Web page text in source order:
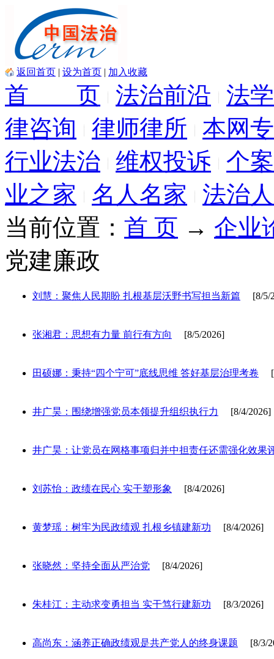
返回首页 | 设为首页 | 加入收藏
首 页 法治前沿
法
律咨询
律师律所
本网
行业法治 维权投诉
个
业之家
名人名家
法治
当前位置： 首 页 → 企业
党建廉政
刘慧：聚焦人民期盼 扎根基层沃野书写担当新篇 [8/5/
张湘君：思想有力量 前行有方向 [8/5/2026]
田硕娜：秉持“四个宁可”底线思维 答好基层治理考卷
井广昊：围绕增强党员本领提升组织执行力 [8/4/2026]
井广昊：让党员在网格事项归并中担责任还需强化效果
刘苏怡：政绩在民心 实干塑形象 [8/4/2026]
黄梦瑶：树牢为民政绩观 扎根乡镇建新功 [8/4/2026]
张晓然：坚持全面从严治党 [8/4/2026]
朱桂江：主动求变勇担当 实干笃行建新功 [8/3/2026]
高尚东：涵养正确政绩观是共产党人的终身课题 [8/3/